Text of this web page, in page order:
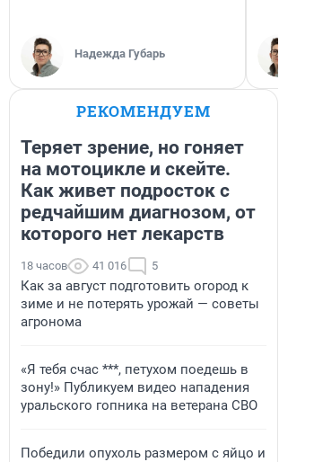
Надежда Губарь
РЕКОМЕНДУЕМ
Теряет зрение, но гоняет
на мотоцикле и скейте.
Как живет подросток с
редчайшим диагнозом, от
которого нет лекарств
18 часов 41 016 5
Как за август подготовить огород к
зиме и не потерять урожай — советы
агронома
«Я тебя счас ***, петухом поедешь в
зону!» Публикуем видео нападения
уральского гопника на ветерана СВО
Победили опухоль размером с яйцо и